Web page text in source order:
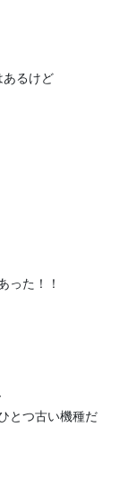
あるけど
った！！
とつ古い機種だ